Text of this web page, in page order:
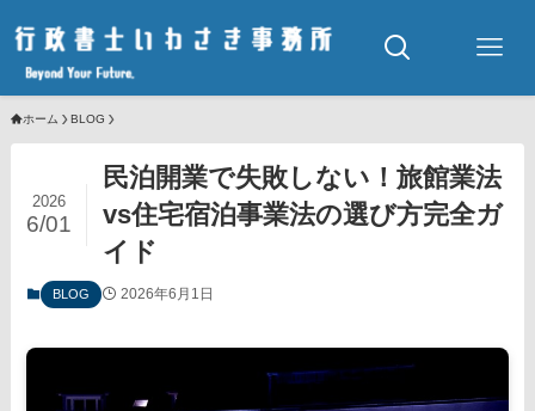
ホーム BLOG
民泊開業で失敗しない！旅館業法
vs住宅宿泊事業法の選び方完全ガ
イド
2026
6/01
BLOG 2026年6月1日